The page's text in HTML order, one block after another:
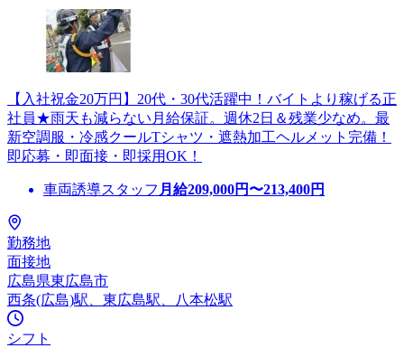
【入社祝金20万円】20代・30代活躍中！バイトより稼げる正
社員★雨天も減らない月給保証。週休2日＆残業少なめ。最
新空調服・冷感クールTシャツ・遮熱加工ヘルメット完備！
即応募・即面接・即採用OK！
車両誘導スタッフ 月給209,000円〜213,400円
勤務地
面接地
広島県東広島市
西条(広島)駅、東広島駅、八本松駅
シフト